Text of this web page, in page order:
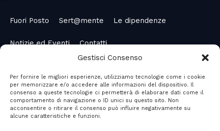
Gestisci Consenso
Per fornire le migliori esperienze, utilizziamo tecnologie come i cookie
per memorizzare e/o accedere alle informazioni del dispositivo. Il
consenso a queste tecnologie ci permetterà di elaborare dati come il
comportamento di navigazione o ID unici su questo sito. Non
acconsentire o ritirare il consenso può influire negativamente su
alcune caratteristiche e funzioni.
Fuori Posto Sert@mente Le dipendenze
Notizie ed Eventi Contatti
SOCIAL MEDIA
F